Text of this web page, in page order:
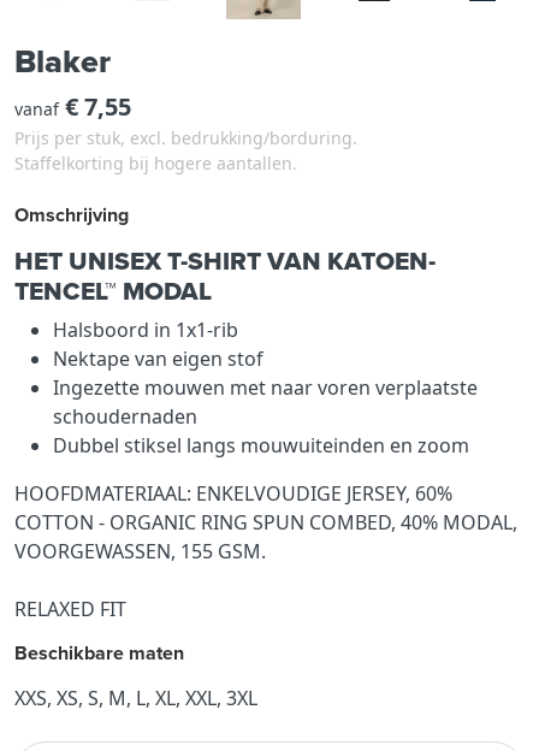
Blaker
vanaf€ 7,55
Prijs per stuk, excl. bedrukking/borduring.
Staffelkorting bij hogere aantallen.
Omschrijving
HET UNISEX T-SHIRT VAN KATOEN-
TENCEL™ MODAL
Halsboord in 1x1-rib
Nektape van eigen stof
Ingezette mouwen met naar voren verplaatste
schoudernaden
Dubbel stiksel langs mouwuiteinden en zoom
HOOFDMATERIAAL: ENKELVOUDIGE JERSEY, 60%
COTTON - ORGANIC RING SPUN COMBED, 40% MODAL,
VOORGEWASSEN, 155 GSM.
RELAXED FIT
Beschikbare maten
XXS, XS, S, M, L, XL, XXL, 3XL